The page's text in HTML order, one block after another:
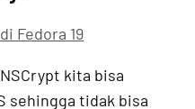
Fedora 19
kita bisa
sehingga tidak bisa